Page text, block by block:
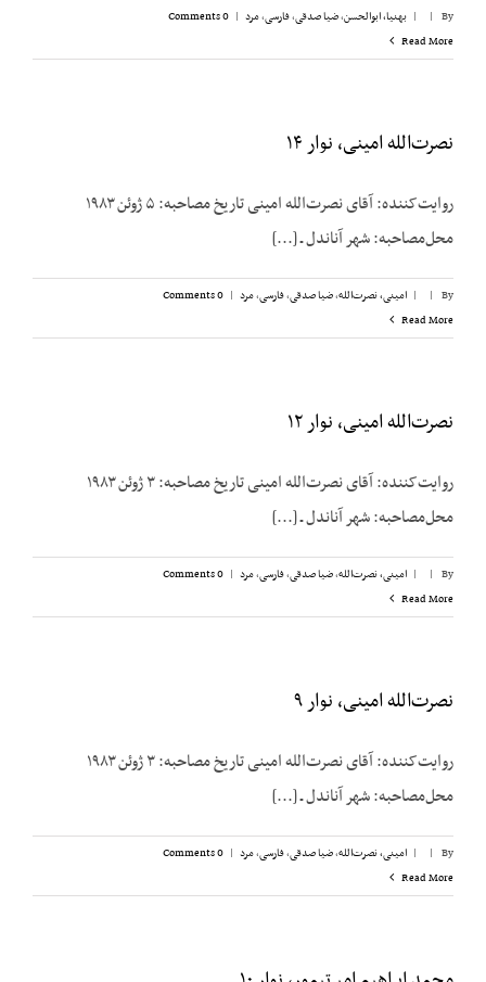
By
|
| بهنیا، ابوالحسن,ضیا صدقی,فارسی,مرد |
0 Comments
Read More
نصرت‌الله امینی، نوار ۱۴
روایت‌کننده: آقای نصرت‌الله امینی تاریخ مصاحبه: ۵ ژوئن ۱۹۸۳
محل‌مصاحبه: شهر آناندل ـ [...]
By
|
| امینی، نصرت‌الله,ضیا صدقی,فارسی,مرد |
0 Comments
Read More
نصرت‌الله امینی، نوار ۱۲
روایت‌کننده: آقای نصرت‌الله امینی تاریخ مصاحبه: ۳ ژوئن ۱۹۸۳
محل‌مصاحبه: شهر آناندل ـ [...]
By
|
| امینی، نصرت‌الله,ضیا صدقی,فارسی,مرد |
0 Comments
Read More
نصرت‌الله امینی، نوار ۹
روایت‌کننده: آقای نصرت‌الله امینی تاریخ مصاحبه: ۳ ژوئن ۱۹۸۳
محل‌مصاحبه: شهر آناندل ـ [...]
By
|
| امینی، نصرت‌الله,ضیا صدقی,فارسی,مرد |
0 Comments
Read More